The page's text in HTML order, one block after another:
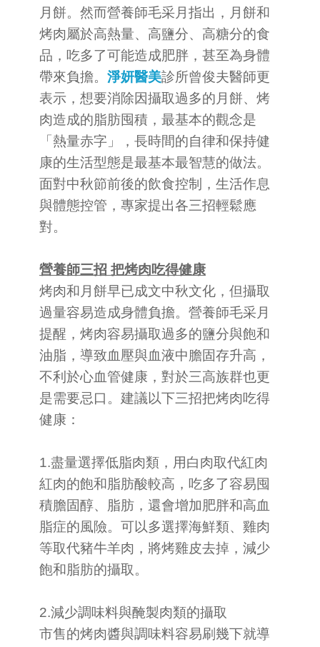
月餅。然而營養師毛采月指出，月餅和
烤肉屬於高熱量、高鹽分、高糖分的食
品，吃多了可能造成肥胖，甚至為身體
帶來負擔。 淨妍醫美診所曾俊夫醫師更
表示，想要消除因攝取過多的月餅、烤
肉造成的脂肪囤積，最基本的觀念是
「熱量赤字」，長時間的自律和保持健
康的生活型態是最基本最智慧的做法。
面對中秋節前後的飲食控制，生活作息
與體態控管，專家提出各三招輕鬆應
對。
營養師三招 把烤肉吃得健康
烤肉和月餅早已成文中秋文化，但攝取
過量容易造成身體負擔。營養師毛采月
提醒，烤肉容易攝取過多的鹽分與飽和
油脂，導致血壓與血液中膽固存升高，
不利於心血管健康，對於三高族群也更
是需要忌口。建議以下三招把烤肉吃得
健康：
1.盡量選擇低脂肉類，用白肉取代紅肉
紅肉的飽和脂肪酸較高，吃多了容易囤
積膽固醇、脂肪，還會增加肥胖和高血
脂症的風險。可以多選擇海鮮類、雞肉
等取代豬牛羊肉，將烤雞皮去掉，減少
飽和脂肪的攝取。
2.減少調味料與醃製肉類的攝取
市售的烤肉醬與調味料容易刷幾下就導